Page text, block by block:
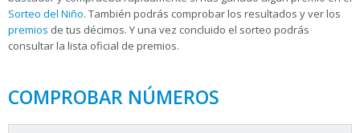
Sorteo del Niño. También podrás comprobar los resultados y ver los
premios de tus décimos. Y una vez concluido el sorteo podrás
consultar la lista oficial de premios.
COMPROBAR NÚMEROS